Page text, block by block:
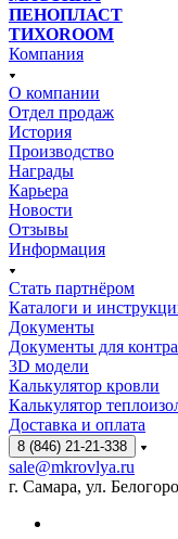
ПЕНОПЛАСТ
ТИХОROOM
Компания
О компании
Отдел продаж
История
Производство
Награды
Карьера
Новости
Отзывы
Информация
Стать партнёром
Каталоги и
Документы
Документы для
3D модели
Калькулятор кровли
Калькулятор
Доставка и оплата
8 (846) 21-21-338
sale@mkrovlya.ru
г. Самара, ул.